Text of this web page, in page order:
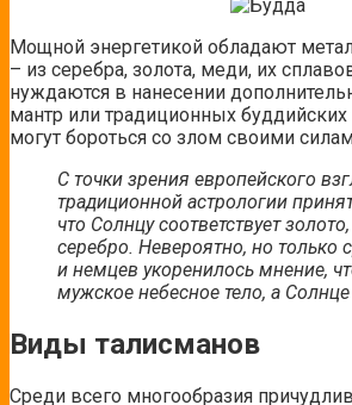
Мощной энергетикой обладают
– из серебра, золота, меди, их
нуждаются в нанесении
мантр или традиционных буддийских
могут бороться со злом своими
С точки зрения европейского
традиционной астрологии
что Солнцу соответствует
серебро. Невероятно, но только
и немцев укоренилось мнение,
мужское небесное тело, а
Виды талисманов
Среди всего многообразия